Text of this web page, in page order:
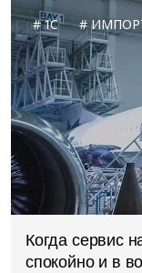
1C
Когда сервис
спокойно и в